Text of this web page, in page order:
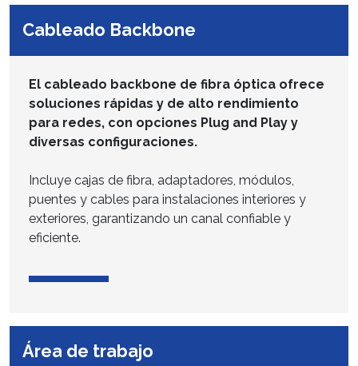
Cableado Backbone
El cableado backbone de fibra óptica ofrece
soluciones rápidas y de alto rendimiento
para redes, con opciones Plug and Play y
diversas configuraciones.
Incluye cajas de fibra, adaptadores, módulos,
puentes y cables para instalaciones interiores y
exteriores, garantizando un canal confiable y
eficiente.
Área de trabajo